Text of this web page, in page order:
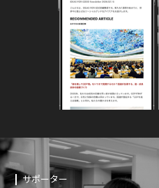
サポーター